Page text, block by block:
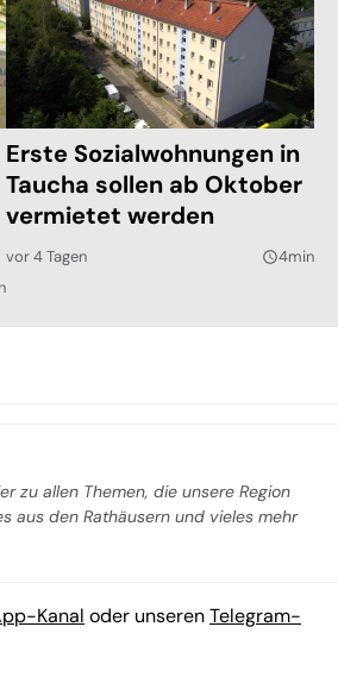
Erste Sozialwohnungen in
Taucha sollen ab Oktober
vermietet werden
vor 4 Tagen query_builder4min
zu allen Themen, die unsere Region
aus den Rathäusern und vieles mehr
Kanal oder unserenTelegram-